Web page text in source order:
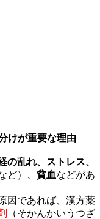
けが重要な理由
の乱れ、ストレス、
ど）、 貧血などがあ
因であれば、漢方薬
（そかんかいうつざ